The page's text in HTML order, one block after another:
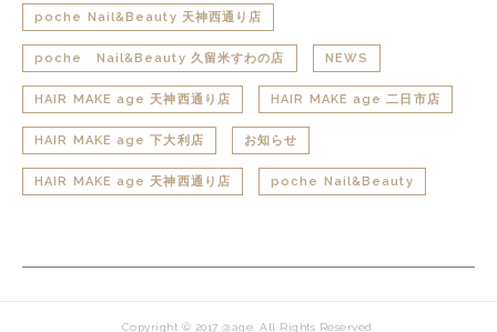
poche Nail&Beauty 天神西通り店
poche Nail&Beauty 久留米すわの店 NEWS
HAIR MAKE age 天神西通り店 HAIR MAKE age 二日市店
HAIR MAKE age 下大利店 お知らせ
HAIR MAKE age 天神西通り店 poche Nail&Beauty
Copyright © 2017 @age. All Rights Reserved.